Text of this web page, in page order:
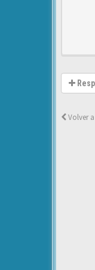
Volver